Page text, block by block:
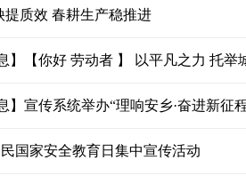
质效 春耕生产稳推进
】【你好 劳动者 】 以平凡之力 托举
民国家安全教育日集中宣传活动